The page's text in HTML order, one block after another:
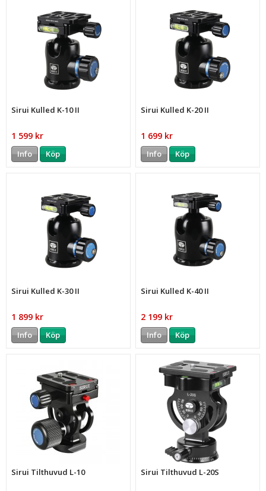
Sirui Kulled K-10 II
1 599 kr
Info Köp
Sirui Kulled K-20 II
1 699 kr
Info Köp
Sirui Kulled K-30 II
1 899 kr
Info Köp
Sirui Kulled K-40 II
2 199 kr
Info Köp
Sirui Tilthuvud L-10 Sirui Tilthuvud L-20S